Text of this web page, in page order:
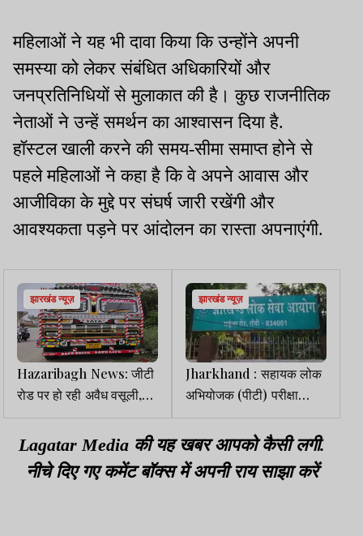
महिलाओं ने यह भी दावा किया कि उन्होंने अपनी
समस्या को लेकर संबंधित अधिकारियों और
जनप्रतिनिधियों से मुलाकात की है। कुछ राजनीतिक
नेताओं ने उन्हें समर्थन का आश्वासन दिया है.
हॉस्टल खाली करने की समय-सीमा समाप्त होने से
पहले महिलाओं ने कहा है कि वे अपने आवास और
आजीविका के मुद्दे पर संघर्ष जारी रखेंगी और
आवश्यकता पड़ने पर आंदोलन का रास्ता अपनाएंगी.
झारखंड न्यूज़
Hazaribagh News: जीटी
रोड पर हो रही अवैध वसूली,
ट्रक मालिक का पुलिस पर
आरोप
झारखंड न्यूज़
Jharkhand : सहायक लोक
अभियोजक (पीटी) परीक्षा
2025 का परिणाम जारी,
2,515 अभ्यर्थी सफल
Lagatar Media की यह खबर आपको कैसी लगी.
नीचे दिए गए कमेंट बॉक्स में अपनी राय साझा करें